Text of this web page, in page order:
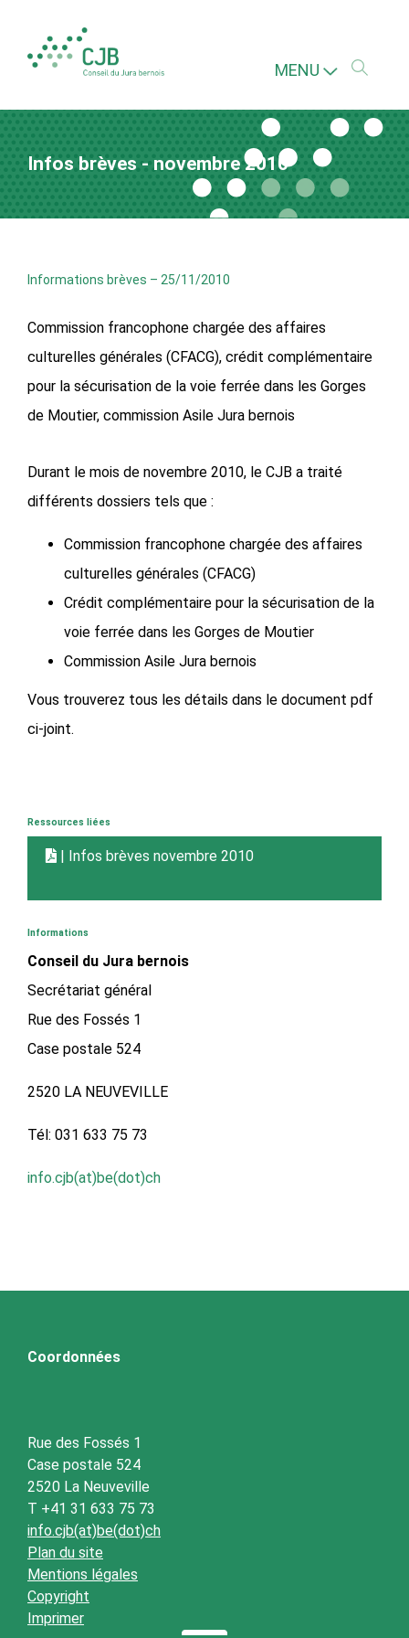
MENU
Infos brèves - novembre 2010
Informations brèves – 25/11/2010
Commission francophone chargée des affaires
culturelles générales (CFACG), crédit complémentaire
pour la sécurisation de la voie ferrée dans les Gorges
de Moutier, commission Asile Jura bernois
Durant le mois de novembre 2010, le CJB a traité
différents dossiers tels que :
Commission francophone chargée des affaires
culturelles générales (CFACG)
Crédit complémentaire pour la sécurisation de la
voie ferrée dans les Gorges de Moutier
Commission Asile Jura bernois
Vous trouverez tous les détails dans le document pdf
ci-joint.
Ressources liées
| Infos brèves novembre 2010
Informations
Conseil du Jura bernois
Secrétariat général
Rue des Fossés 1
Case postale 524
2520 LA NEUVEVILLE
Tél: 031 633 75 73
info.cjb(at)be(dot)ch
Coordonnées
Rue des Fossés 1
Case postale 524
2520 La Neuveville
T +41 31 633 75 73
info.cjb(at)be(dot)ch
Plan du site
Mentions légales
Copyright
Imprimer